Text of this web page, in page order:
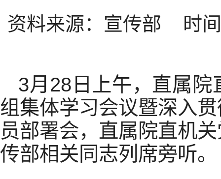
资料来源：宣传部 时
3月28日上午，直属
组集体学习会议暨深入
员部署会，直属院直机
传部相关同志列席旁听。